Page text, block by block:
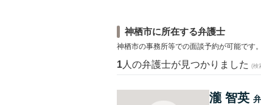
神栖市に所在する弁護士
神栖市の事務所等での面談予約が可能です。
1 人の弁護士が見つかりました (検
瀧 智英